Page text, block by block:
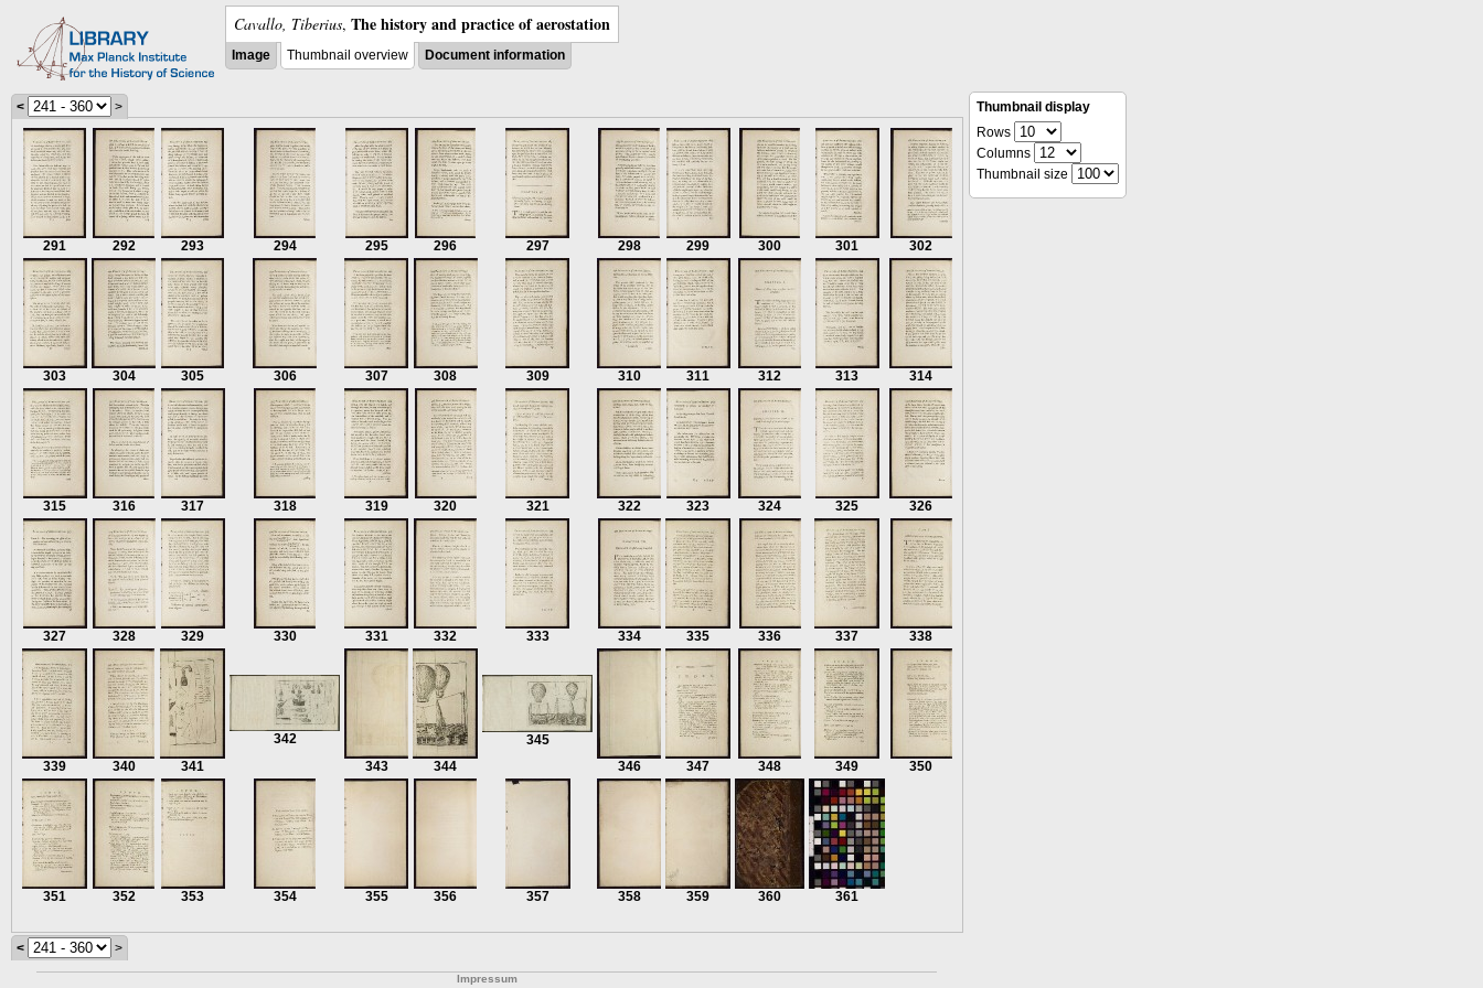
Cavallo, Tiberius, The history and practice of aerostation
Image Thumbnail overview Document information
< >
291 292 293 294 295 296 297 298 299 300 301 302
303 304 305 306 307 308 309 310 311 312 313 314
315 316 317 318 319 320 321 322 323 324 325 326
327 328 329 330 331 332 333 334 335 336 337 338
339 340 341
342
343
344
345
346
347 348 349 350
351 352 353 354 355 356 357 358 359 360 361
< >
Thumbnail display
Rows
Columns
Thumbnail size
Impressum